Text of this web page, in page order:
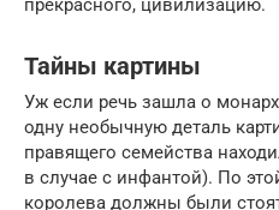
прекрасного, цивилизацию.
Тайны картины
Уж если речь зашла о
одну необычную деталь
правящего семейства
в случае с инфантой). По
королева должны были